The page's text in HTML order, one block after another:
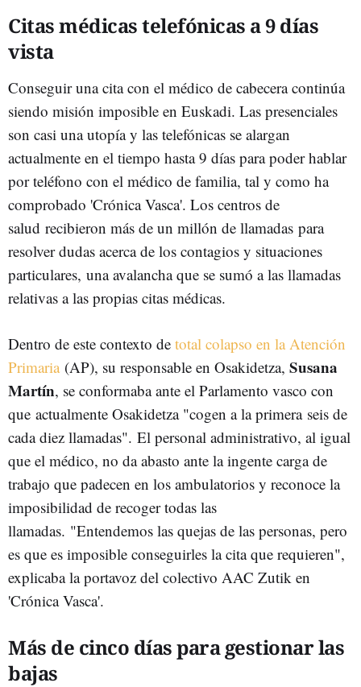
Citas médicas telefónicas a 9 días
vista
Conseguir una cita con el médico de cabecera continúa
siendo misión imposible en Euskadi. Las presenciales
son casi una utopía y las telefónicas se alargan
actualmente en el tiempo hasta 9 días para poder hablar
por teléfono con el médico de familia, tal y como ha
comprobado 'Crónica Vasca'. Los centros de
salud recibieron más de un millón de llamadas para
resolver dudas acerca de los contagios y situaciones
particulares, una avalancha que se sumó a las llamadas
relativas a las propias citas médicas.
Dentro de este contexto de total colapso en la Atención
Primaria(AP), su responsable en Osakidetza, Susana
Martín, se conformaba ante el Parlamento vasco con
que actualmente Osakidetza "cogen a la primera seis de
cada diez llamadas". El personal administrativo, al igual
que el médico, no da abasto ante la ingente carga de
trabajo que padecen en los ambulatorios y reconoce la
imposibilidad de recoger todas las
llamadas. "Entendemos las quejas de las personas, pero
es que es imposible conseguirles la cita que requieren",
explicaba la portavoz del colectivo AAC Zutik en
'Crónica Vasca'.
Más de cinco días para gestionar las
bajas